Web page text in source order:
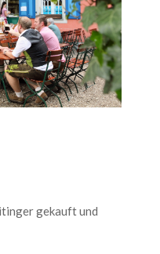
gekauft und